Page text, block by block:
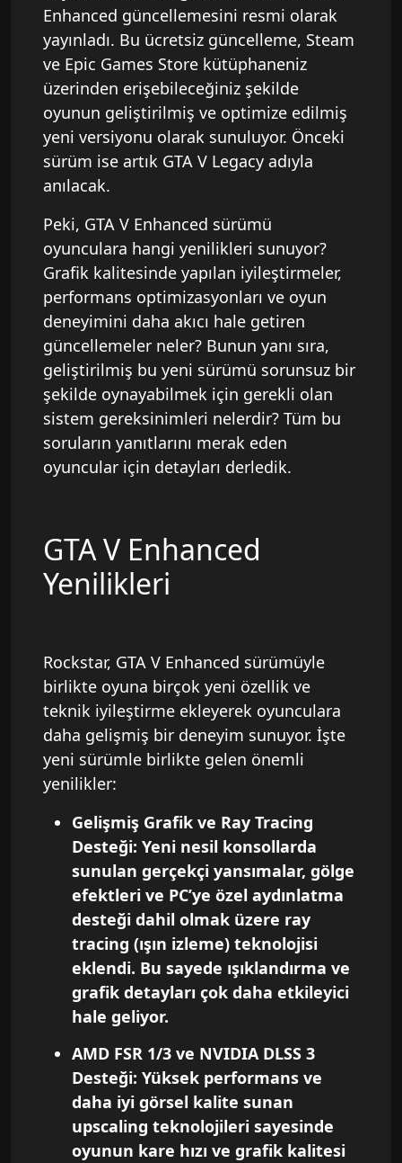
Enhanced güncellemesini resmi olarak
yayınladı. Bu ücretsiz güncelleme, Steam
ve Epic Games Store kütüphaneniz
üzerinden erişebileceğiniz şekilde
oyunun geliştirilmiş ve optimize edilmiş
yeni versiyonu olarak sunuluyor. Önceki
sürüm ise artık GTA V Legacy adıyla
anılacak.
Peki, GTA V Enhanced sürümü
oyunculara hangi yenilikleri sunuyor?
Grafik kalitesinde yapılan iyileştirmeler,
performans optimizasyonları ve oyun
deneyimini daha akıcı hale getiren
güncellemeler neler? Bunun yanı sıra,
geliştirilmiş bu yeni sürümü sorunsuz bir
şekilde oynayabilmek için gerekli olan
sistem gereksinimleri nelerdir? Tüm bu
soruların yanıtlarını merak eden
oyuncular için detayları derledik.
GTA V Enhanced
Yenilikleri
Rockstar, GTA V Enhanced sürümüyle
birlikte oyuna birçok yeni özellik ve
teknik iyileştirme ekleyerek oyunculara
daha gelişmiş bir deneyim sunuyor. İşte
yeni sürümle birlikte gelen önemli
yenilikler:
Gelişmiş Grafik ve Ray Tracing
Desteği: Yeni nesil konsollarda
sunulan gerçekçi yansımalar, gölge
efektleri ve PC’ye özel aydınlatma
desteği dahil olmak üzere ray
tracing (ışın izleme) teknolojisi
eklendi. Bu sayede ışıklandırma ve
grafik detayları çok daha etkileyici
hale geliyor.
AMD FSR 1/3 ve NVIDIA DLSS 3
Desteği: Yüksek performans ve
daha iyi görsel kalite sunan
upscaling teknolojileri sayesinde
oyunun kare hızı ve grafik kalitesi